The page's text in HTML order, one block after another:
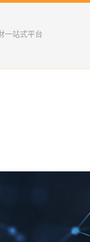
一站式平台